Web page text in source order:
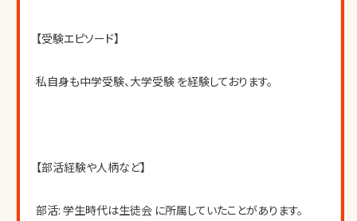
【受験エピソード】
私自身も中学受験、大学受験 を経験しております。
【部活経験や人柄など】
部活: 学生時代は生徒会 に所属していたことがあります。